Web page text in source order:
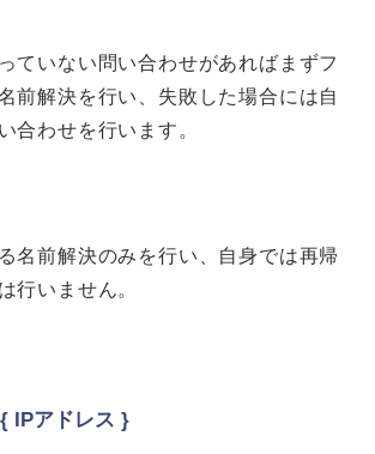
ていない問い合わせがあればまずフ
前解決を行い、失敗した場合には自
合わせを行います。
名前解決のみを行い、自身では再帰
行いません。
アドレス }